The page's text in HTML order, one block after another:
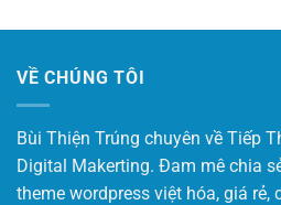
VỀ CHÚNG TÔI
Bùi Thiện Trúng chuyên về Tiếp
Digital Makerting. Đam mê chia
theme wordpress việt hóa, giá rẻ,